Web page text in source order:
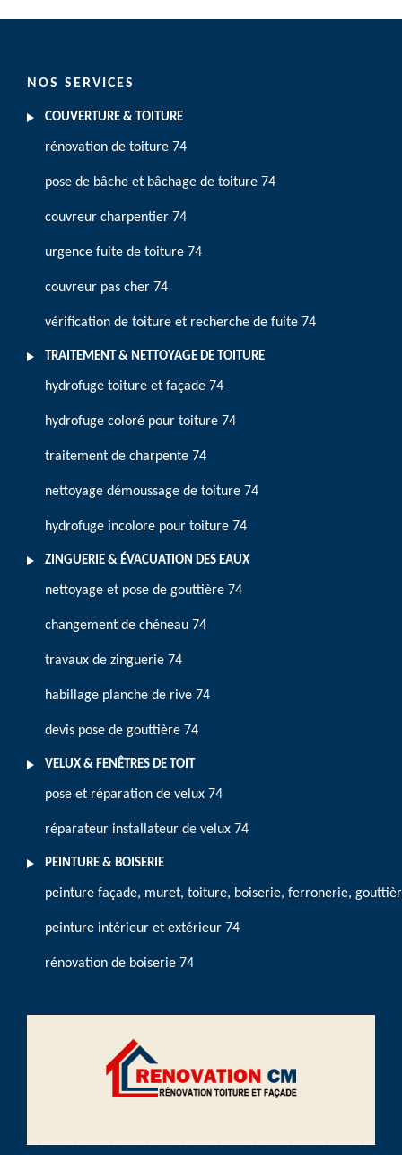
NOS SERVICES
COUVERTURE & TOITURE
rénovation de toiture 74
pose de bâche et bâchage de toiture 74
couvreur charpentier 74
urgence fuite de toiture 74
couvreur pas cher 74
vérification de toiture et recherche de fuite 74
TRAITEMENT & NETTOYAGE DE TOITURE
hydrofuge toiture et façade 74
hydrofuge coloré pour toiture 74
traitement de charpente 74
nettoyage démoussage de toiture 74
hydrofuge incolore pour toiture 74
ZINGUERIE & ÉVACUATION DES EAUX
nettoyage et pose de gouttière 74
changement de chéneau 74
travaux de zinguerie 74
habillage planche de rive 74
devis pose de gouttière 74
VELUX & FENÊTRES DE TOIT
pose et réparation de velux 74
réparateur installateur de velux 74
PEINTURE & BOISERIE
peinture façade, muret, toiture, boiserie, ferronerie,
peinture intérieur et extérieur 74
rénovation de boiserie 74